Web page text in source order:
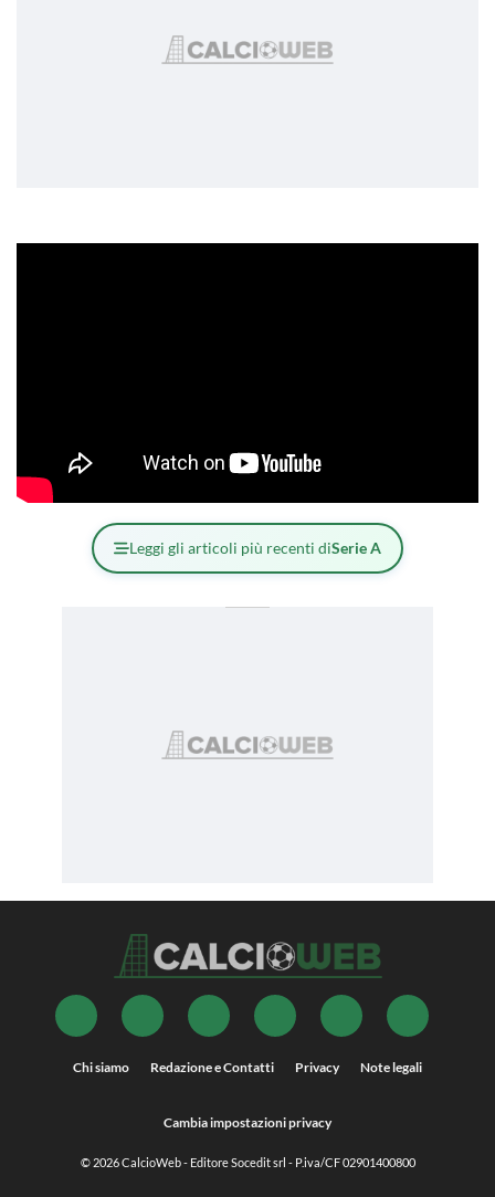
Leggi gli articoli più recenti diSerie A
Chi siamo Redazione e Contatti Privacy Note legali
Cambia impostazioni privacy
© 2026CalcioWeb- Editore Socedit srl - P.iva/CF 02901400800